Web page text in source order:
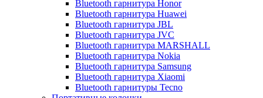
Bluetooth гарнитура Honor
Bluetooth гарнитура Huawei
Bluetooth гарнитура JBL
Bluetooth гарнитура JVC
Bluetooth гарнитура MARSHALL
Bluetooth гарнитура Nokia
Bluetooth гарнитура Samsung
Bluetooth гарнитура Xiaomi
Bluetooth гарнитуры Tecno